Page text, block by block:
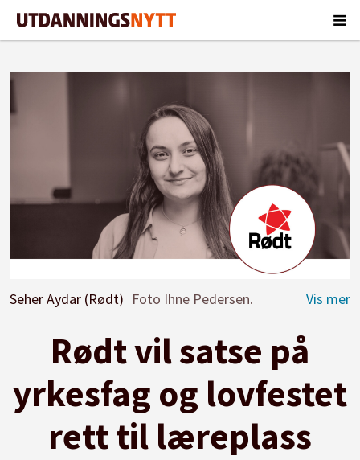
Seher Aydar (Rødt) Foto Ihne Pedersen.
Rødt vil satse på
yrkesfag og lovfestet
rett til læreplass